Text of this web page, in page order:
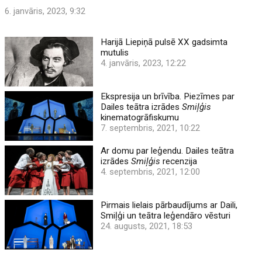
6. janvāris, 2023, 9:32
Harijā Liepiņā pulsē XX gadsimta
mutulis
4. janvāris, 2023, 12:22
Ekspresija un brīvība. Piezīmes par
Dailes teātra izrādesSmiļģis
kinematogrāfiskumu
7. septembris, 2021, 10:22
Ar domu par leģendu. Dailes teātra
izrādesSmiļģis recenzija
4. septembris, 2021, 12:00
Pirmais lielais pārbaudījums ar Daili,
Smiļģi un teātra leģendāro vēsturi
24. augusts, 2021, 18:53